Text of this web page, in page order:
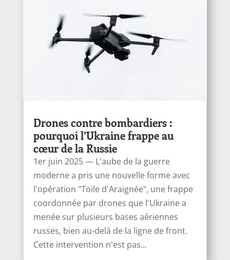
Drones contre bombardiers :
pourquoi l’Ukraine frappe au
cœur de la Russie
1er juin 2025 — L'aube de la guerre
moderne a pris une nouvelle forme avec
l'opération "Toile d'Araignée", une frappe
coordonnée par drones que l'Ukraine a
menée sur plusieurs bases aériennes
russes, bien au-delà de la ligne de front.
Cette intervention n'est pas...